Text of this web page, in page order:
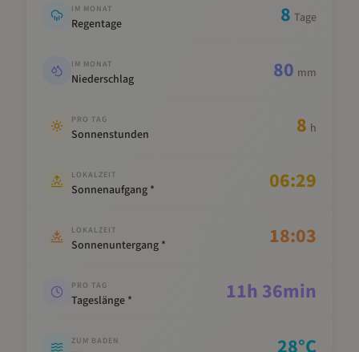
IM MONAT
Regentage 8 Tage
IM MONAT
Niederschlag 80 mm
PRO TAG
Sonnenstunden 8 h
LOKALZEIT
Sonnenaufgang * 06:29
LOKALZEIT
Sonnenuntergang * 18:03
PRO TAG
Tageslänge * 11h 36min
ZUM BADEN